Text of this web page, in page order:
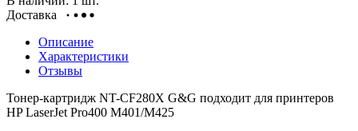
Доставка
Описание
Характеристики
Отзывы
Тонер-картридж NT-CF280X G&G подходит для принтеров
HP LaserJet Pro400 M401/M425